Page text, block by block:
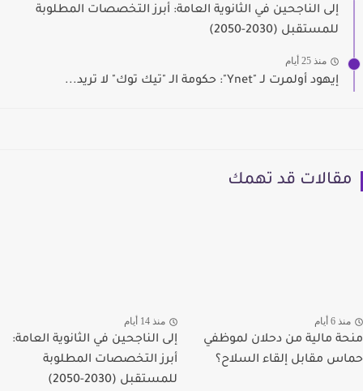
إلى الناجحين في الثانوية العامة: أبرز التخصصات المطلوبة
للمستقبل (2030-2050)
منذ 25 أيام
إيهود أولمرت لـ "Ynet": حكومة الـ "تيك توك" لا تريد...
مقالات قد تهمك
منذ 6 أيام
منحة مالية من دحلان لموظفي
حماس مقابل إلقاء السلاح؟
منذ 14 أيام
إلى الناجحين في الثانوية العامة:
أبرز التخصصات المطلوبة
للمستقبل (2030-2050)